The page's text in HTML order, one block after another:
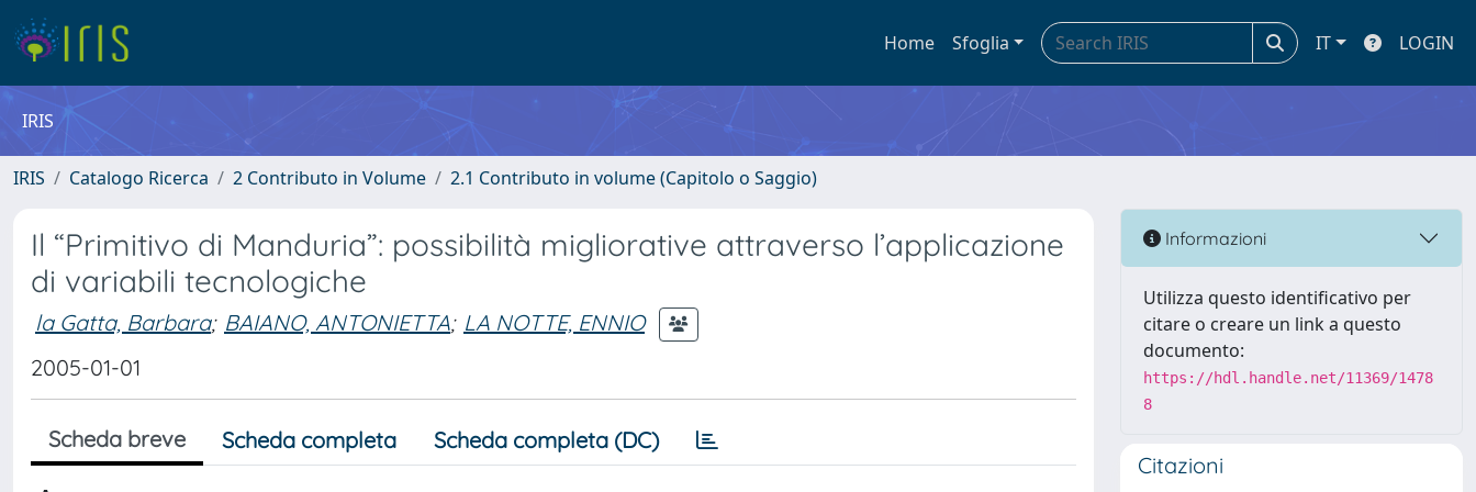
Home Sfoglia IT LOGIN
IRIS
IRIS Catalogo Ricerca 2 Contributo in Volume 2.1 Contributo in volume (Capitolo o Saggio)
Il “Primitivo di Manduria”: possibilità migliorative attraverso l’applicazione
di variabili tecnologiche
la Gatta, Barbara; BAIANO, ANTONIETTA; LA NOTTE, ENNIO
2005-01-01
Scheda breve Scheda completa Scheda completa (DC)
Informazioni
Utilizza questo identificativo per
citare o creare un link a questo
documento:
https://hdl.handle.net/11369/1478
8
Citazioni